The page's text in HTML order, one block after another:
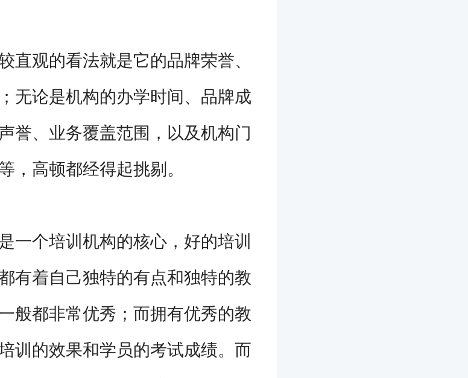
观的看法就是它的品牌荣誉、
无论是机构的办学时间、品牌成
誉、业务覆盖范围，以及机构门
，高顿都经得起挑剔。
个培训机构的核心，好的培训
有着自己独特的有点和独特的教
般都非常优秀；而拥有优秀的教
训的效果和学员的考试成绩。而